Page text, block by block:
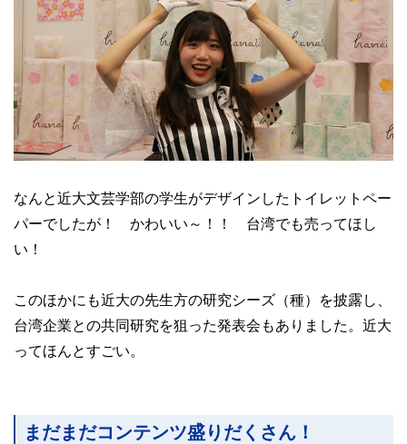
なんと近大文芸学部の学生がデザインしたトイレットペー
パーでしたが！ かわいい～！！ 台湾でも売ってほし
い！
このほかにも近大の先生方の研究シーズ（種）を披露し、
台湾企業との共同研究を狙った発表会もありました。近大
ってほんとすごい。
まだまだコンテンツ盛りだくさん！